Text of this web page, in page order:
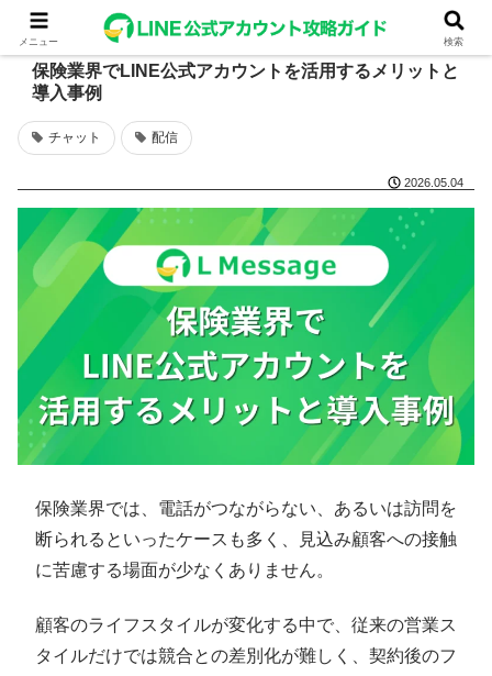
保険業界でLINE公式アカウントを活用するメリットと
導入事例
チャット 配信
2026.05.04
保険業界では、電話がつながらない、あるいは訪問を
断られるといったケースも多く、見込み顧客への接触
に苦慮する場面が少なくありません。
顧客のライフスタイルが変化する中で、従来の営業ス
タイルだけでは競合との差別化が難しく、契約後のフ
メニュー 検索